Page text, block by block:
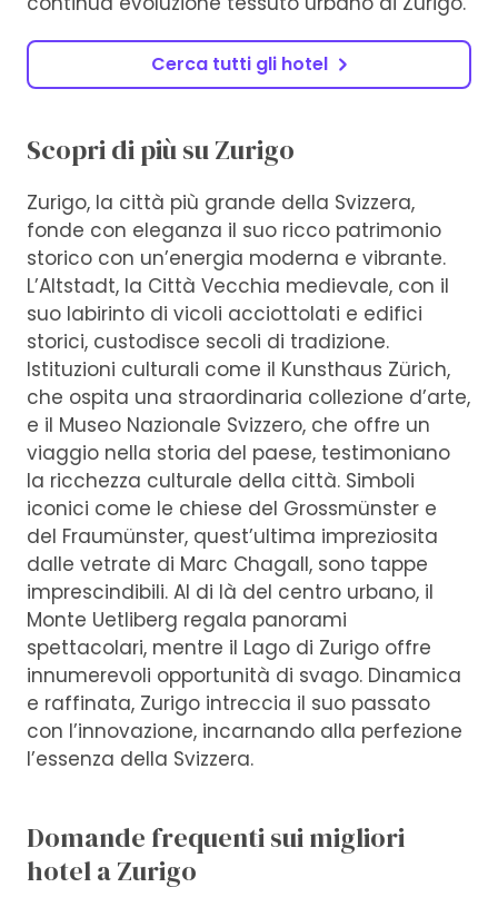
Cerca tutti gli hotel
Scopri di più su Zurigo
Zurigo, la città più grande della Svizzera,
fonde con eleganza il suo ricco patrimonio
storico con un’energia moderna e vibrante.
L’Altstadt, la Città Vecchia medievale, con il
suo labirinto di vicoli acciottolati e edifici
storici, custodisce secoli di tradizione.
Istituzioni culturali come il Kunsthaus Zürich,
che ospita una straordinaria collezione d’arte,
e il Museo Nazionale Svizzero, che offre un
viaggio nella storia del paese, testimoniano
la ricchezza culturale della città. Simboli
iconici come le chiese del Grossmünster e
del Fraumünster, quest’ultima impreziosita
dalle vetrate di Marc Chagall, sono tappe
imprescindibili. Al di là del centro urbano, il
Monte Uetliberg regala panorami
spettacolari, mentre il Lago di Zurigo offre
innumerevoli opportunità di svago. Dinamica
e raffinata, Zurigo intreccia il suo passato
con l’innovazione, incarnando alla perfezione
l’essenza della Svizzera.
Domande frequenti sui migliori
hotel a Zurigo